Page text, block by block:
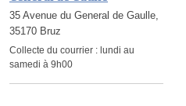
35 Avenue du General de Gaulle,
35170 Bruz
Collecte du courrier : lundi au
samedi à 9h00